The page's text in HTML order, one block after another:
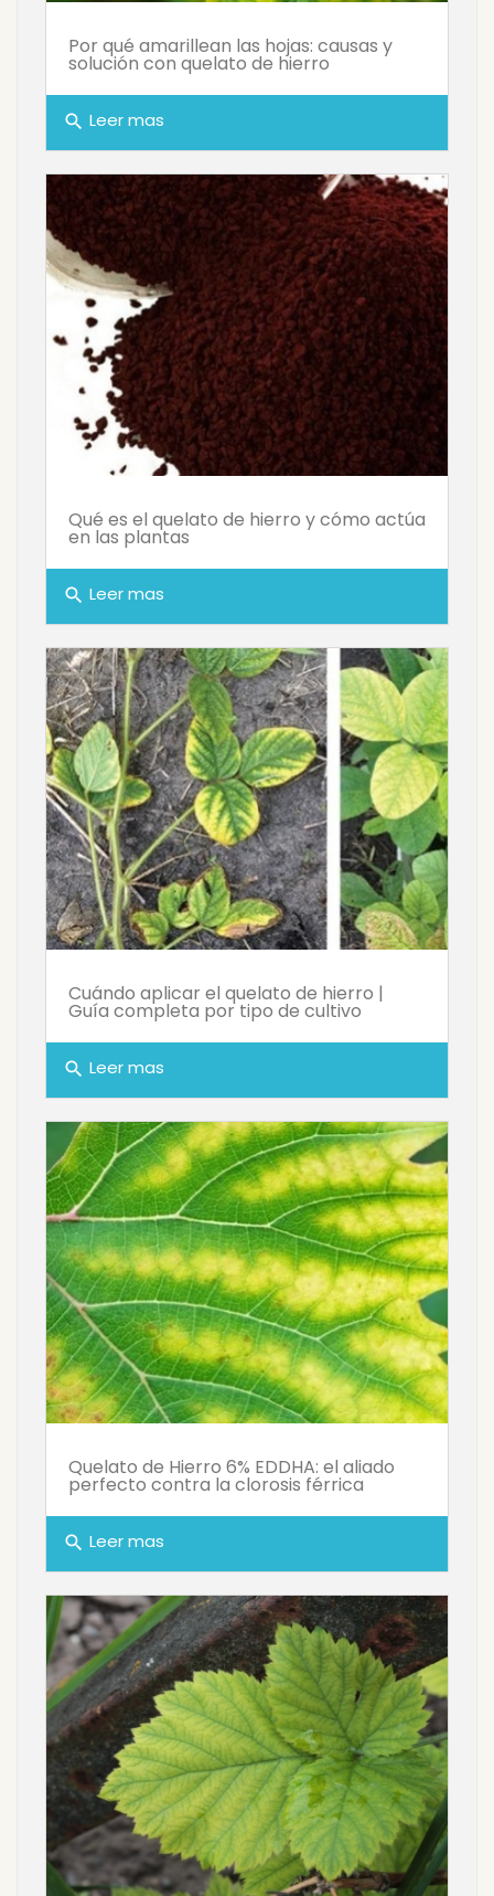
Por qué amarillean las hojas: causas y
solución con quelato de hierro
search Leer mas
Qué es el quelato de hierro y cómo actúa
en las plantas
search Leer mas
Cuándo aplicar el quelato de hierro |
Guía completa por tipo de cultivo
search Leer mas
Quelato de Hierro 6% EDDHA: el aliado
perfecto contra la clorosis férrica
search Leer mas